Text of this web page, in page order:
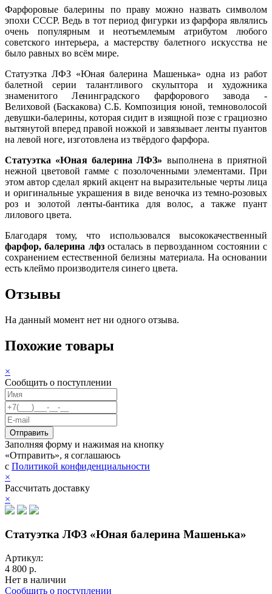
Фарфоровые балерины по праву можно назвать символом
эпохи СССР. Ведь в тот период фигурки из фарфора являлись
очень популярным и неотъемлемым атрибутом любого
советского интерьера, а мастерству балетного искусства не
было равных во всём мире.
Статуэтка ЛФЗ «Юная балерина Машенька» одна из работ
балетной серии талантливого скульптора и художника
знаменитого Ленинградского фарфорового завода -
Велиховой (Баскакова) С.Б. Композиция юной, темноволосой
девушки-балерины, которая сидит в изящной позе с грациозно
вытянутой вперед правой ножкой и завязывает ленты пуантов
на левой ноге, изготовлена из твёрдого фарфора.
Статуэтка «Юная балерина ЛФЗ» выполнена в приятной
нежной цветовой гамме с позолоченными элементами. При
этом автор сделал яркий акцент на выразительные черты лица
и оригинальные украшения в виде веночка из темно-розовых
роз и золотой ленты-бантика для волос, а также пуант
лилового цвета.
Благодаря тому, что использовался высококачественный
фарфор, балерина лфзосталась в первозданном состоянии с
сохранением естественной белизны материала. На основании
есть клеймо производителя синего цвета.
Отзывы
На данный момент нет ни одного отзыва.
Похожие товары
×
Сообщить о поступлении
Заполняя форму и нажимая на кнопку
«Отправить», я соглашаюсь
с Политикой конфиденциальности
×
Рассчитать доставку
×
Статуэтка ЛФЗ «Юная балерина Машенька»
Артикул:
4 800 р.
Нет в наличии
Сообщить о поступлении